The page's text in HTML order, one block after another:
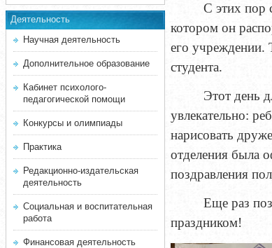
Деятельность
Научная деятельность
Дополнительное образование
Кабинет психолого-
педагогической помощи
Конкурсы и олимпиады
Практика
Редакционно-издательская
деятельность
Социальная и воспитательная
работа
Финансовая деятельность
С этих пор
котором он
его учреждении.
студента.
Этот день
увлекательно:
нарисовать
отделения была
поздравления
Еще раз
праздником!